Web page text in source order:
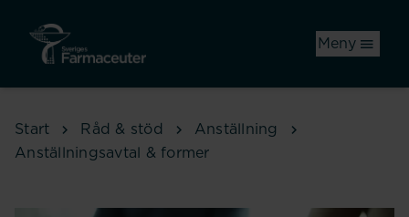
Meny
Start Råd & stöd
Anställning
Anställningsavtal & former